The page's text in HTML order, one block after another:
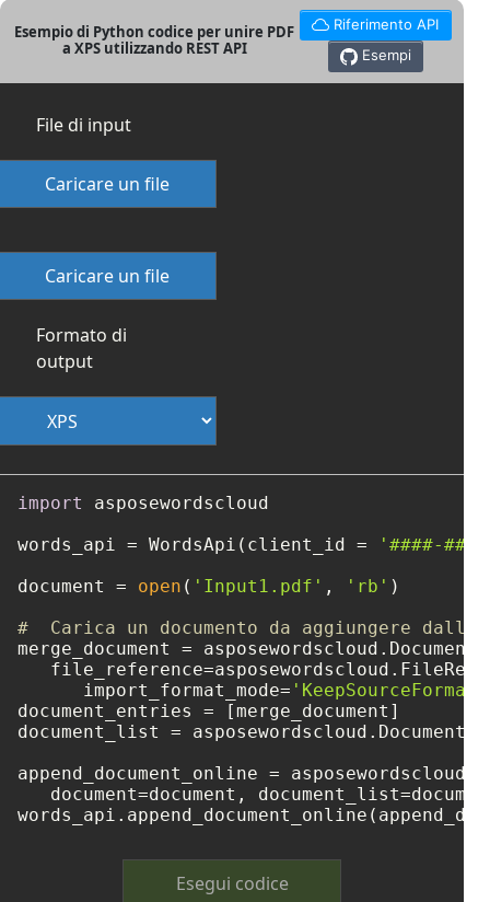
Esempio di Python codice per unire PDF
a XPS utilizzando REST API
Riferimento API
Esempi
File di input
Caricare un file
Caricare un file
Formato di
output
import
asposewordscloud
words_api = WordsApi(client_id =
'####-
document = open ( 'Input1.pdf' , 'rb' )
#  Carica un documento da aggiungere
merge_document =
      import_format_mode=
document_entries = [merge_document]
document_list =
append_document_online =
document=document,
Esegui codice